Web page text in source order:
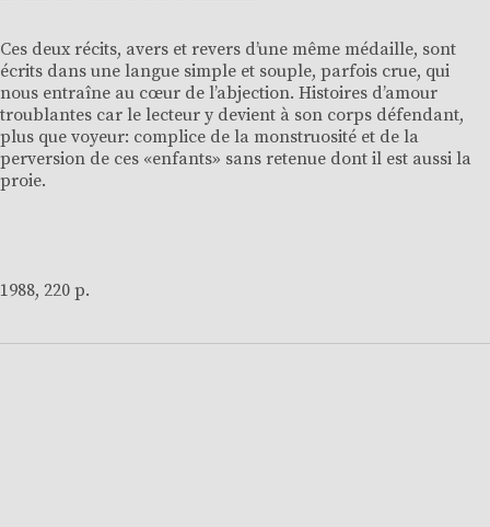
Ces deux récits, avers et revers d’une même médaille, sont
écrits dans une langue simple et souple, parfois crue, qui
nous entraîne au cœur de l’abjection. Histoires d’amour
troublantes car le lecteur y devient à son corps défendant,
plus que voyeur: complice de la monstruosité et de la
perversion de ces «enfants» sans retenue dont il est aussi la
proie.
1988, 220 p.